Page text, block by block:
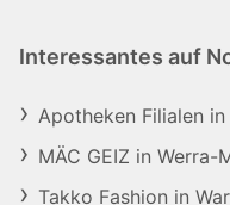
Interessantes auf
Apotheken Filialen
MÄC GEIZ in Werra-
Takko Fashion in